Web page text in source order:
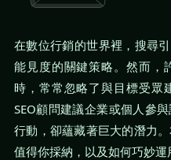
在數位行銷的世界裡，搜尋
能見度的關鍵策略。然而，
時，常常忽略了與目標受眾
SEO顧問建議企業或個人參
行動，卻蘊藏著巨大的潛力
值得你採納，以及如何巧妙運